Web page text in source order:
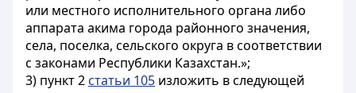
или местного исполнительного органа либо
аппарата акима города районного значения,
села, поселка, сельского округа в соответствии
с законами Республики Казахстан.»;
3) пункт 2 статьи 105 изложить в следующей